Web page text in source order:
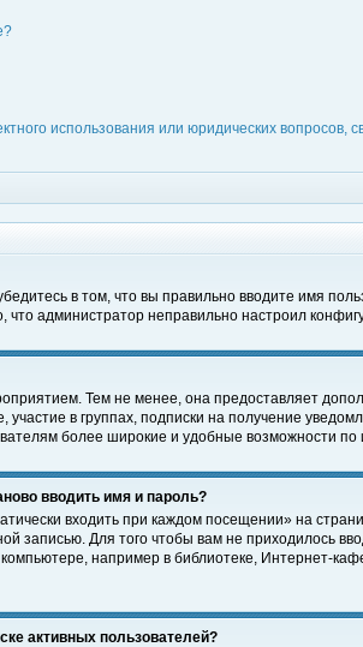
использования или юридических вопросов,
в том, что вы правильно вводите имя
что администратор неправильно настроил
Тем не менее, она предоставляет
участие в группах, подписки на получение
более широкие и удобные возможности
вводить имя и пароль?
входить при каждом посещении» на
записью. Для того чтобы вам не приходилось
например в библиотеке, Интернет-
активных пользователей?